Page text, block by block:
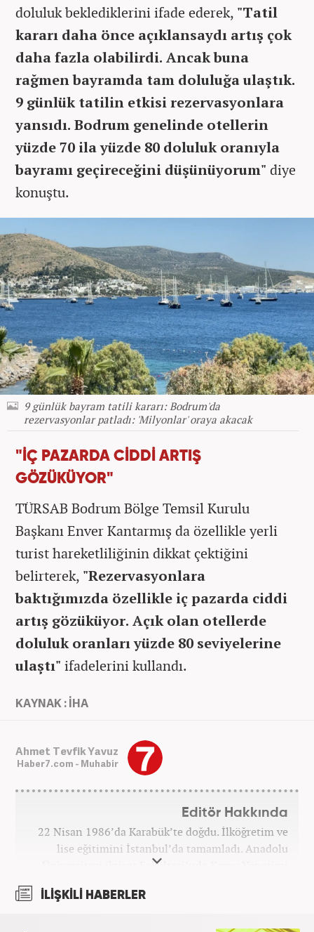
doluluk beklediklerini ifade ederek, "Tatil
kararı daha önce açıklansaydı artış çok
daha fazla olabilirdi. Ancak buna
rağmen bayramda tam doluluğa ulaştık.
9 günlük tatilin etkisi rezervasyonlara
yansıdı. Bodrum genelinde otellerin
yüzde 70 ila yüzde 80 doluluk oranıyla
bayramı geçireceğini düşünüyorum" diye
konuştu.
9 günlük bayram tatili kararı: Bodrum'da
rezervasyonlar patladı: 'Milyonlar' oraya akacak
"İÇ PAZARDA CİDDİ ARTIŞ
GÖZÜKÜYOR"
TÜRSAB Bodrum Bölge Temsil Kurulu
Başkanı Enver Kantarmış da özellikle yerli
turist hareketliliğinin dikkat çektiğini
belirterek, "Rezervasyonlara
baktığımızda özellikle iç pazarda ciddi
artış gözüküyor. Açık olan otellerde
doluluk oranları yüzde 80 seviyelerine
ulaştı" ifadelerini kullandı.
KAYNAK : İHA
Ahmet Tevfik Yavuz
Haber7.com - Muhabir
Editör Hakkında
22 Nisan 1986’da Karabük’te doğdu. İlköğretim ve
lise eğitimini İstanbul’da tamamladı. Anadolu
Üniversitesi iktisat Fakültesi’nde Kamu Yönetimi
Çalışma hayatına Haber7.com bünyesindeki
İLİŞKİLİ HABERLER